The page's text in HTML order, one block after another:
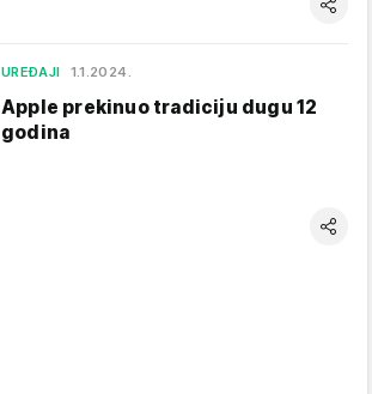
UREĐAJI 1.1.2024.
Apple prekinuo tradiciju dugu 12
godina